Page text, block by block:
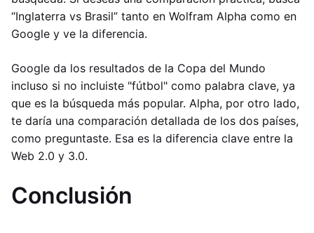
“Inglaterra vs Brasil” tanto en Wolfram Alpha como en
Google y ve la diferencia.
Google da los resultados de la Copa del Mundo
incluso si no incluiste "fútbol" como palabra clave, ya
que es la búsqueda más popular. Alpha, por otro lado,
te daría una comparación detallada de los dos países,
como preguntaste. Esa es la diferencia clave entre la
Web 2.0 y 3.0.
Conclusión